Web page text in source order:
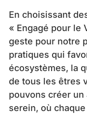
En choisissant
« Engagé pour le
geste pour notre
pratiques qui
écosystèmes, la
de tous les êtres
pouvons créer
serein, où